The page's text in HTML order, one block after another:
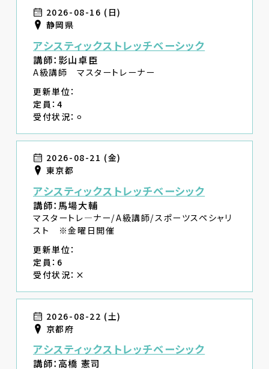
2026-08-16 (日)
静岡県
アシスティックストレッチベーシック
講師：影山卓臣
A級講師 マスタートレーナー
更新単位：
定員：4
受付状況：⚪︎
2026-08-21 (金)
東京都
アシスティックストレッチベーシック
講師：馬場大輔
マスタートレ―ナー/A級講師/スポーツスペシャリ
スト ※金曜日開催
更新単位：
定員：6
受付状況：×
2026-08-22 (土)
京都府
アシスティックストレッチベーシック
講師：高橋 憲司